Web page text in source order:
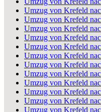
Umzug von Krefeld
Umzug von Krefeld
Umzug von Krefeld
Umzug von Krefeld
Umzug von Krefeld
Umzug von Krefeld
Umzug von Krefeld
Umzug von Krefeld
Umzug von Krefeld
Umzug von Krefeld
Umzug von Krefeld
Umzug von Krefeld